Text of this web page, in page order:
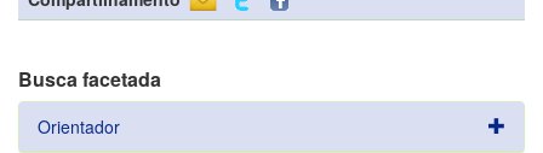
Busca facetada
Orientador